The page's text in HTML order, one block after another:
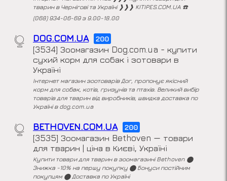
тварин в Чернігові та Україні ❱❱❱ KITIPES.COM.UA ☎️
(068) 934-06-69 з 9.00-18.00
DOG.COM.UA 200
[3534] Зоомагазин Dog.com.ua - купити
сухий корм для собак і зотовари в
Україні
Інтернет магазин зоотоварів Дог, пропонує якісний
корм для собак, котів, гризунів та птахів. Великий вибір
товарів для тварин від виробників, швидка доставка по
Україні в dog.com.ua
BETHOVEN.COM.UA 200
[3535] Зоомагазин Bethoven — товари
для тварин | ціна в Києві, Україні
Купити товари для тварин в зоомагазині Bethoven ⬤
Знижка -10% на першу покупку ⬤ Бонуси постійним
покупцям ⬤ Доставка по Україні